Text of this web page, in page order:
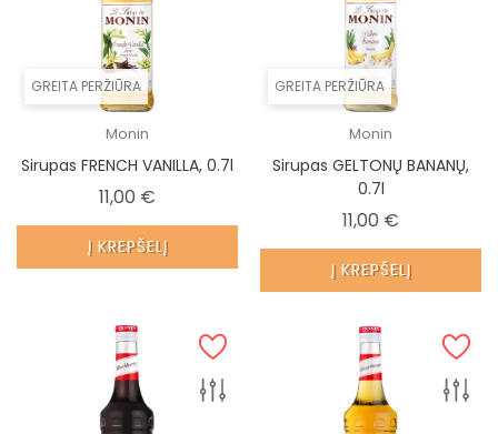
GREITA PERŽIŪRA
Monin
Sirupas FRENCH VANILLA, 0.7l
11,00 €
Į KREPŠELĮ
GREITA PERŽIŪRA
Monin
Sirupas GELTONŲ BANANŲ,
0.7l
11,00 €
Į KREPŠELĮ